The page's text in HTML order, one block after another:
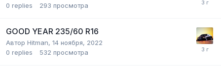
0 replies 293 просмотра
GOOD YEAR 235/60 R16
Автор Hitman, 14 ноября, 2022
0 replies 532 просмотра